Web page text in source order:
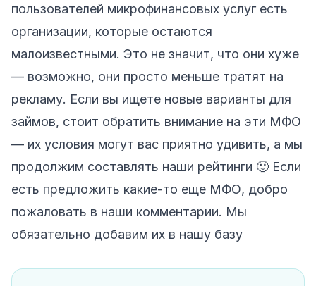
пользователей микрофинансовых услуг есть
организации, которые остаются
малоизвестными. Это не значит, что они хуже
— возможно, они просто меньше тратят на
рекламу. Если вы ищете новые варианты для
займов, стоит обратить внимание на эти МФО
— их условия могут вас приятно удивить, а мы
продолжим составлять наши рейтинги 🙂 Если
есть предложить какие-то еще МФО, добро
пожаловать в наши комментарии. Мы
обязательно добавим их в нашу базу